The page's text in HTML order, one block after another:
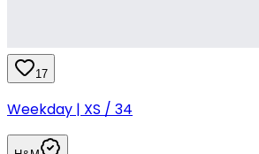
17
Weekday | XS / 34